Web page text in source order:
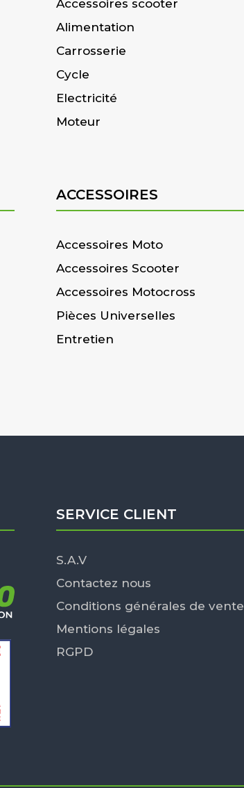
Accessoires scooter
Alimentation
Carrosserie
Cycle
Electricité
Moteur
ACCESSOIRES
Accessoires Moto
Accessoires Scooter
Accessoires Motocross
Pièces Universelles
Entretien
SERVICE CLIENT
S.A.V
Contactez nous
Conditions générales de vente
Mentions légales
RGPD